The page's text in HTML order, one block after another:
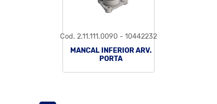
Cod. 2.11.111.0090 - 10442232
MANCAL INFERIOR ARV.
PORTA